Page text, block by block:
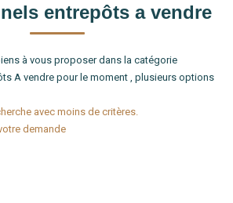
entrepôts a vendre
à vous proposer dans la catégorie
A vendre pour le moment , plusieurs options
avec moins de critères.
demande